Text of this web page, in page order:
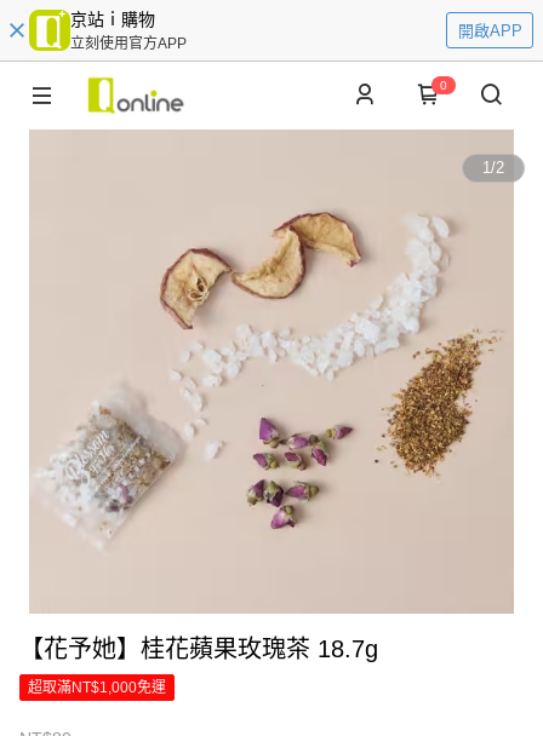
京站ｉ購物
立刻使用官方APP
開啟APP
0
1/2
【花予她】桂花蘋果玫瑰茶 18.7g
超取滿NT$1,000免運